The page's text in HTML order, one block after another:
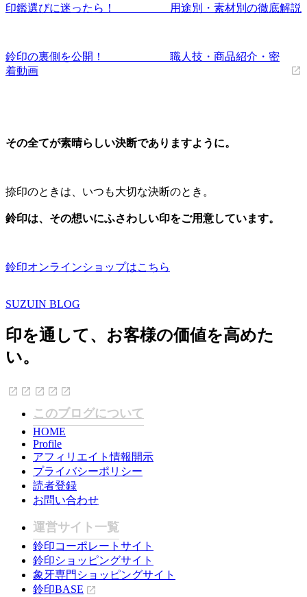
印鑑選びに迷ったら！ 用途別・素材別の徹底解説
鈴印の裏側を公開！ 職人技・商品紹介・密
着動画
その全てが素晴らしい決断でありますように。
捺印のときは、いつも大切な決断のとき。
鈴印は、その想いにふさわしい印をご用意しています。
鈴印オンラインショップはこちら
SUZUIN BLOG
印を通して、お客様の価値を高めた
い。
このブログについて
HOME
Profile
アフィリエイト情報開示
プライバシーポリシー
読者登録
お問い合わせ
運営サイト一覧
鈴印コーポレートサイト
鈴印ショッピングサイト
象牙専門ショッピングサイト
鈴印BASE